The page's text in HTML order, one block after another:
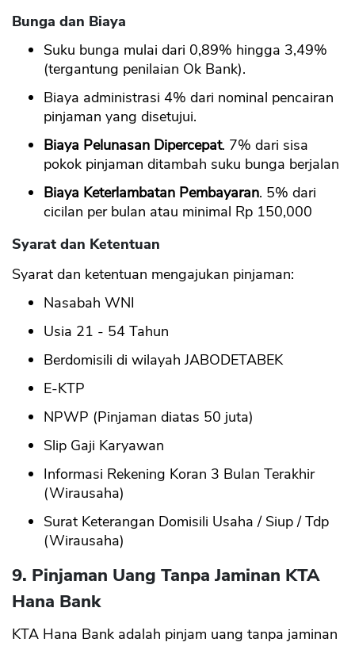
Bunga dan Biaya
Suku bunga mulai dari 0,89% hingga 3,49%
(tergantung penilaian Ok Bank).
Biaya administrasi 4% dari nominal pencairan
pinjaman yang disetujui.
Biaya Pelunasan Dipercepat. 7% dari sisa
pokok pinjaman ditambah suku bunga berjalan
Biaya Keterlambatan Pembayaran. 5% dari
cicilan per bulan atau minimal Rp 150,000
Syarat dan Ketentuan
Syarat dan ketentuan mengajukan pinjaman:
Nasabah WNI
Usia 21 - 54 Tahun
Berdomisili di wilayah JABODETABEK
E-KTP
NPWP (Pinjaman diatas 50 juta)
Slip Gaji Karyawan
Informasi Rekening Koran 3 Bulan Terakhir
(Wirausaha)
Surat Keterangan Domisili Usaha / Siup / Tdp
(Wirausaha)
9. Pinjaman Uang Tanpa Jaminan KTA
Hana Bank
KTA Hana Bank adalah pinjam uang tanpa jaminan